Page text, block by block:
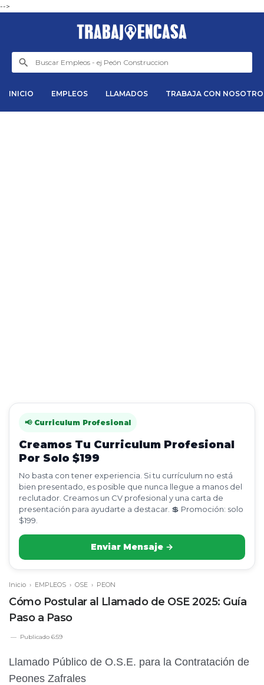
-->
INICIO EMPLEOS LLAMADOS TRABAJA CON
📢 Curriculum Profesional
Creamos Tu Curriculum Profesional
Por Solo $199
No basta con tener experiencia. Si tu currículum no está
bien presentado, es posible que nunca llegue a manos del
reclutador. Creamos un CV profesional y una carta de
presentación para ayudarte a destacar. 💲 Promoción: solo
$199.
Enviar Mensaje →
Inicio › EMPLEOS › OSE › PEON
Cómo Postular al Llamado de OSE 2025: Guía
Paso a Paso
Publicado 6:59
Llamado Público de O.S.E. para la Contratación de
Peones Zafrales